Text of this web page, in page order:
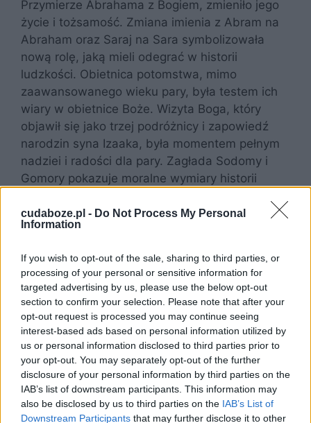
cudaboze.pl - Do Not Process My Personal
Information
If you wish to opt-out of the sale, sharing to third parties, or
processing of your personal or sensitive information for
targeted advertising by us, please use the below opt-out
section to confirm your selection. Please note that after your
opt-out request is processed you may continue seeing
interest-based ads based on personal information utilized by
us or personal information disclosed to third parties prior to
your opt-out. You may separately opt-out of the further
disclosure of your personal information by third parties on the
IAB’s list of downstream participants. This information may
also be disclosed by us to third parties on the IAB’s List of
Downstream Participants that may further disclose it to other
Przymierze Abrahama z Bogiem, zmieniło jego
życie i tożsamość. Zmiana imienia z Abram na
Abraham oraz Saraj na Sara symbolizowała
nową rolę, jaką mieli odegrać w historii
ludzkości. Obietnica potomstwa, mimo
zaawansowanego wieku pary, była testem ich
wiary w obietnice Boże. Wizyta Boga, który
objawił się jako trzej podróżnicy i zapowiedź
narodzin syna Izaaka, była momentem pełnym
nadziei i radości dla pary. Zagłada Sodomy i
Gomory pokazuje moralne wymiary historii
sprawiedliwości i miłosierdzia. Próbując
negocjować z Bogiem o los miast, ujawnia
Scena, w której żona Lota zmienia się w słup
soli, podkreśla konsekwencje nieposłuszeństwa
i braku wiary. Pobyt Abrahama w Gerarze
ujawnia jego ludzkie obawy i słabości, a
interwencja Boga w obronie Sary pokazuje stałą
troskę o swojego wybranego.